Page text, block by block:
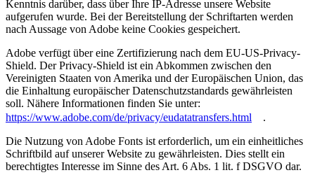
Kenntnis darüber, dass über Ihre IP-Adresse unsere Website
aufgerufen wurde. Bei der Bereitstellung der Schriftarten werden
nach Aussage von Adobe keine Cookies gespeichert.
Adobe verfügt über eine Zertifizierung nach dem EU-US-Privacy-
Shield. Der Privacy-Shield ist ein Abkommen zwischen den
Vereinigten Staaten von Amerika und der Europäischen Union, das
die Einhaltung europäischer Datenschutzstandards gewährleisten
soll. Nähere Informationen finden Sie unter:
https://www.adobe.com/de/privacy/eudatatransfers.html
.
Die Nutzung von Adobe Fonts ist erforderlich, um ein einheitliches
Schriftbild auf unserer Website zu gewährleisten. Dies stellt ein
berechtigtes Interesse im Sinne des Art. 6 Abs. 1 lit. f DSGVO dar.